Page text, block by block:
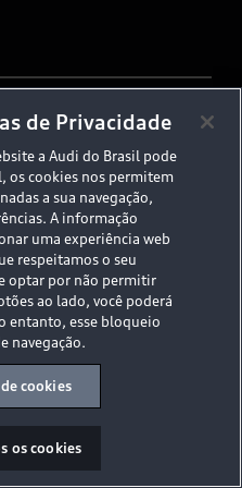
de Conduta
- LGPD
é a vida.
de Privacidade
a Audi do Brasil pode
os cookies nos permitem
a sua navegação,
A informação
uma experiência web
respeitamos o seu
optar por não permitir
ao lado, você poderá
entanto, esse bloqueio
navegação.
cookies
os cookies